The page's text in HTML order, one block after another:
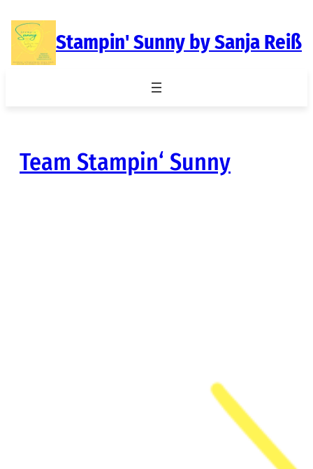
Inhalt
springen
Stampin' Sunny by Sanja Reiß
Team Stampin‘ Sunny